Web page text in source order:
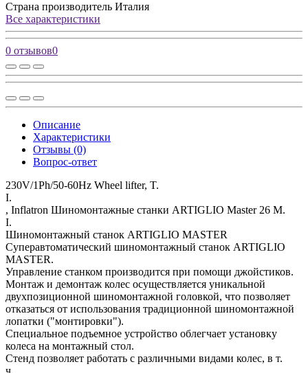
Страна производитель Италия
Все характеристики
0 отзывов0
Описание
Характеристики
Отзывы (0)
Вопрос-ответ
230V/1Ph/50-60Hz Wheel lifter, T.
I.
, Inflatron Шиномонтажные станки ARTIGLIO Master 26 M.
I.
Шиномонтажный станок ARTIGLIO MASTER
Суперавтоматический шиномонтажный станок ARTIGLIO
MASTER.
Управление станком производится при помощи джойстиков.
Монтаж и демонтаж колес осуществляется уникальной
двухпозиционной шиномонтажной головкой, что позволяет
отказаться от использования традиционной шиномонтажной
лопатки ("монтировки").
Специальное подъемное устройство облегчает установку
колеса на монтажный стол.
Стенд позволяет работать с различными видами колес, в т.